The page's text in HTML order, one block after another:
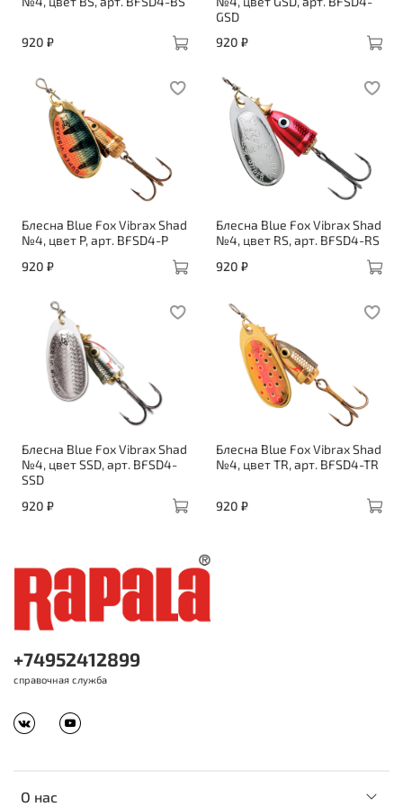
920 ₽
GSD
920 ₽
Блесна Blue Fox Vibrax Shad
№4, цвет P, арт. BFSD4-P
920 ₽
Блесна Blue Fox Vibrax Shad
№4, цвет RS, арт. BFSD4-RS
920 ₽
Блесна Blue Fox Vibrax Shad
№4, цвет SSD, арт. BFSD4-
SSD
920 ₽
Блесна Blue Fox Vibrax Shad
№4, цвет TR, арт. BFSD4-TR
920 ₽
О нас
+74952412899
справочная служба